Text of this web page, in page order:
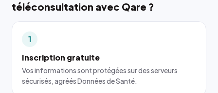
téléconsultation avec Qare ?
1
Inscription gratuite
Vos informations sont protégées sur des serveurs
sécurisés, agréés Données de Santé.